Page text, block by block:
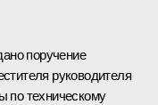
поручение
руководителя
по техническому